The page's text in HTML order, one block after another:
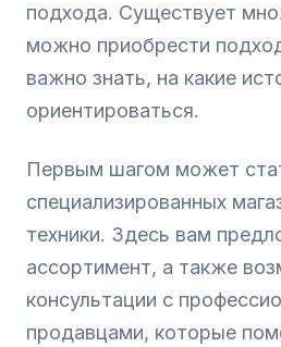
подхода. Существует
можно приобрести
важно знать, на какие
ориентироваться.
Первым шагом может
специализированных
техники. Здесь вам
ассортимент, а также
консультации с
продавцами, которые